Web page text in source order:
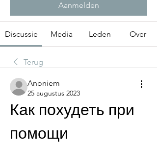
Aanmelden
Discussie Media Leden Over
Terug
Anoniem
25 augustus 2023
Как похудеть при
помощи